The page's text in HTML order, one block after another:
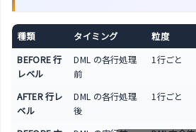
種類 タイミング 粒度
BEFORE 行
レベル
DML の各行処理
前
1行ごと
AFTER 行レ
ベル
DML の各行処理
後
1行ごと